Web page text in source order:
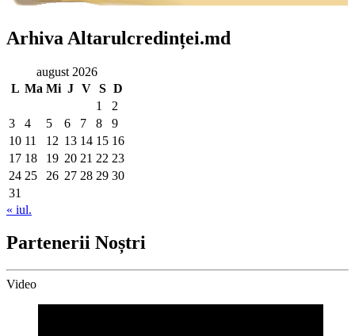
Arhiva Altarulcredinței.md
august 2026
L Ma Mi J V S D
1
2
3
4 5 6 7 8
9
10 11 12 13 14 15 16
17 18 19 20 21 22 23
24 25 26 27 28 29 30
31
« iul.
Partenerii Noștri
Video